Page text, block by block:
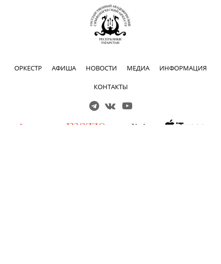
ОРКЕСТР АФИША НОВОСТИ МЕДИА ИНФОРМАЦИЯ
КОНТАКТЫ